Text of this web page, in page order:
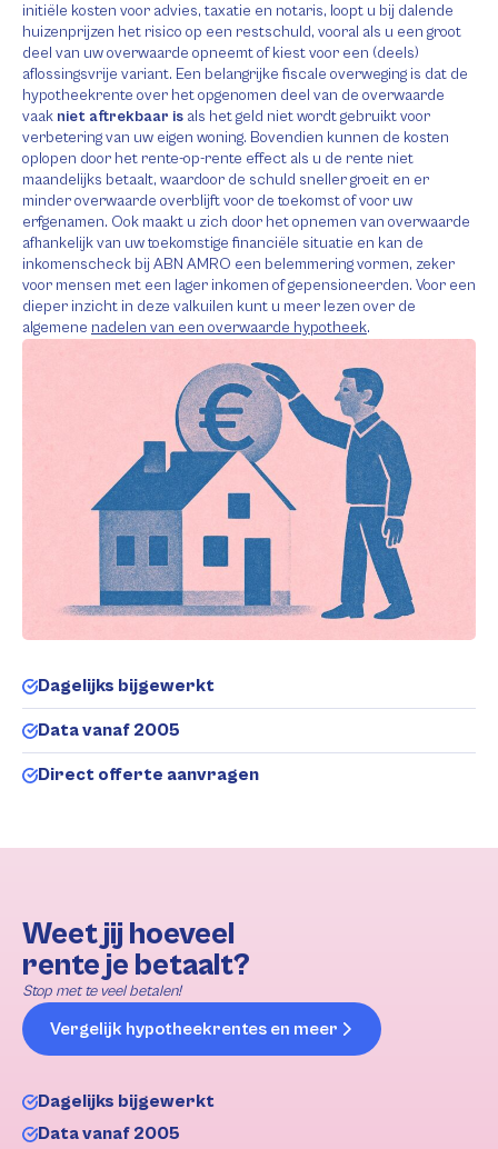
initiële kosten voor advies, taxatie en notaris, loopt u bij dalende
huizenprijzen het risico op een restschuld, vooral als u een groot
deel van uw overwaarde opneemt of kiest voor een (deels)
aflossingsvrije variant. Een belangrijke fiscale overweging is dat de
hypotheekrente over het opgenomen deel van de overwaarde
vaak niet aftrekbaar is als het geld niet wordt gebruikt voor
verbetering van uw eigen woning. Bovendien kunnen de kosten
oplopen door het rente-op-rente effect als u de rente niet
maandelijks betaalt, waardoor de schuld sneller groeit en er
minder overwaarde overblijft voor de toekomst of voor uw
erfgenamen. Ook maakt u zich door het opnemen van overwaarde
afhankelijk van uw toekomstige financiële situatie en kan de
inkomenscheck bij ABN AMRO een belemmering vormen, zeker
voor mensen met een lager inkomen of gepensioneerden. Voor een
dieper inzicht in deze valkuilen kunt u meer lezen over de
algemene nadelen van een overwaarde hypotheek.
Dagelijks bijgewerkt
Data vanaf 2005
Direct offerte aanvragen
Weet jij hoeveel
rente je betaalt?
Stop met te veel betalen!
Vergelijk hypotheekrentes en meer
Dagelijks bijgewerkt
Data vanaf 2005